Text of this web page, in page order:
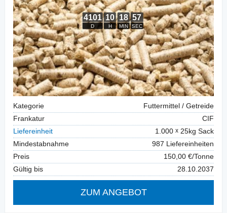
Kategorie
Futtermittel / Getreide
Frankatur
CIF
Liefereinheit
1.000
25kg Sack
Mindestabnahme
987 Liefereinheiten
Preis
150,00 €/Tonne
Gültig bis
28.10.2037
ZUM ANGEBOT